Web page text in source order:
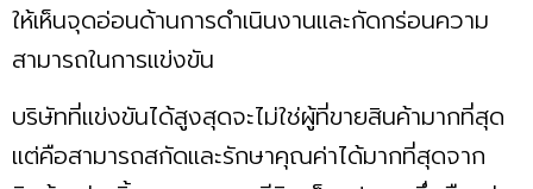
ให้เห็นจุดอ่อนด้านการดำเนินงานและกัดกร่อนความ
สามารถในการแข่งขัน
บริษัทที่แข่งขันได้สูงสุดจะไม่ใช่ผู้ที่ขายสินค้ามากที่สุด
แต่คือสามารถสกัดและรักษาคุณค่าได้มากที่สุดจาก